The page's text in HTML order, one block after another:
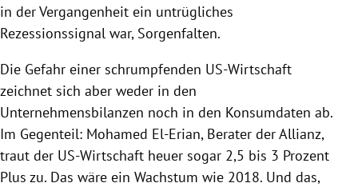
in der Vergangenheit ein untrügliches
Rezessionssignal war, Sorgenfalten.
Die Gefahr einer schrumpfenden US-Wirtschaft
zeichnet sich aber weder in den
Unternehmensbilanzen noch in den Konsumdaten ab.
Im Gegenteil: Mohamed El-Erian, Berater derAllianz,
traut der US-Wirtschaft heuer sogar 2,5 bis 3 Prozent
Plus zu. Das wäre ein Wachstum wie 2018. Und das,